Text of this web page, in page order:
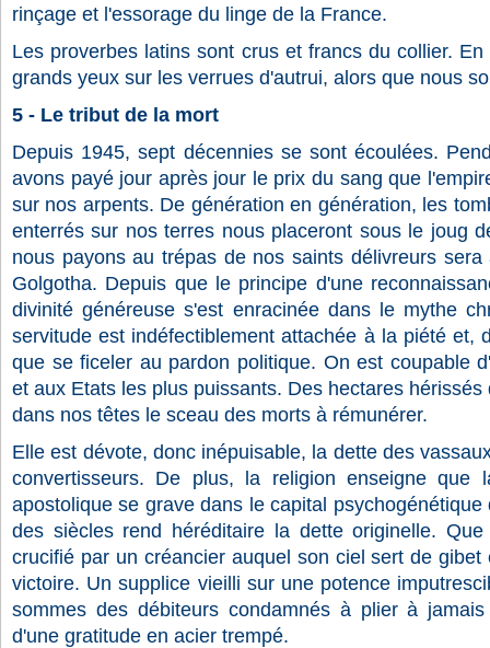
rinçage et l'essorage du linge de la France.
Les proverbes latins sont crus et francs du collier.
grands yeux sur les verrues d'autrui, alors que nous
5 - Le tribut de la mort
Depuis 1945, sept décennies se sont écoulées.
avons payé jour après jour le prix du sang que
sur nos arpents. De génération en génération, les
enterrés sur nos terres nous placeront sous le joug
nous payons au trépas de nos saints délivreurs
Golgotha. Depuis que le principe d'une
divinité généreuse s'est enracinée dans le mythe
servitude est indéfectiblement attachée à la piété et,
que se ficeler au pardon politique. On est coupable
et aux Etats les plus puissants. Des hectares
dans nos têtes le sceau des morts à rémunérer.
Elle est dévote, donc inépuisable, la dette des
convertisseurs. De plus, la religion enseigne que
apostolique se grave dans le capital
des siècles rend héréditaire la dette originelle.
crucifié par un créancier auquel son ciel sert de
victoire. Un supplice vieilli sur une potence
sommes des débiteurs condamnés à plier à
d'une gratitude en acier trempé.